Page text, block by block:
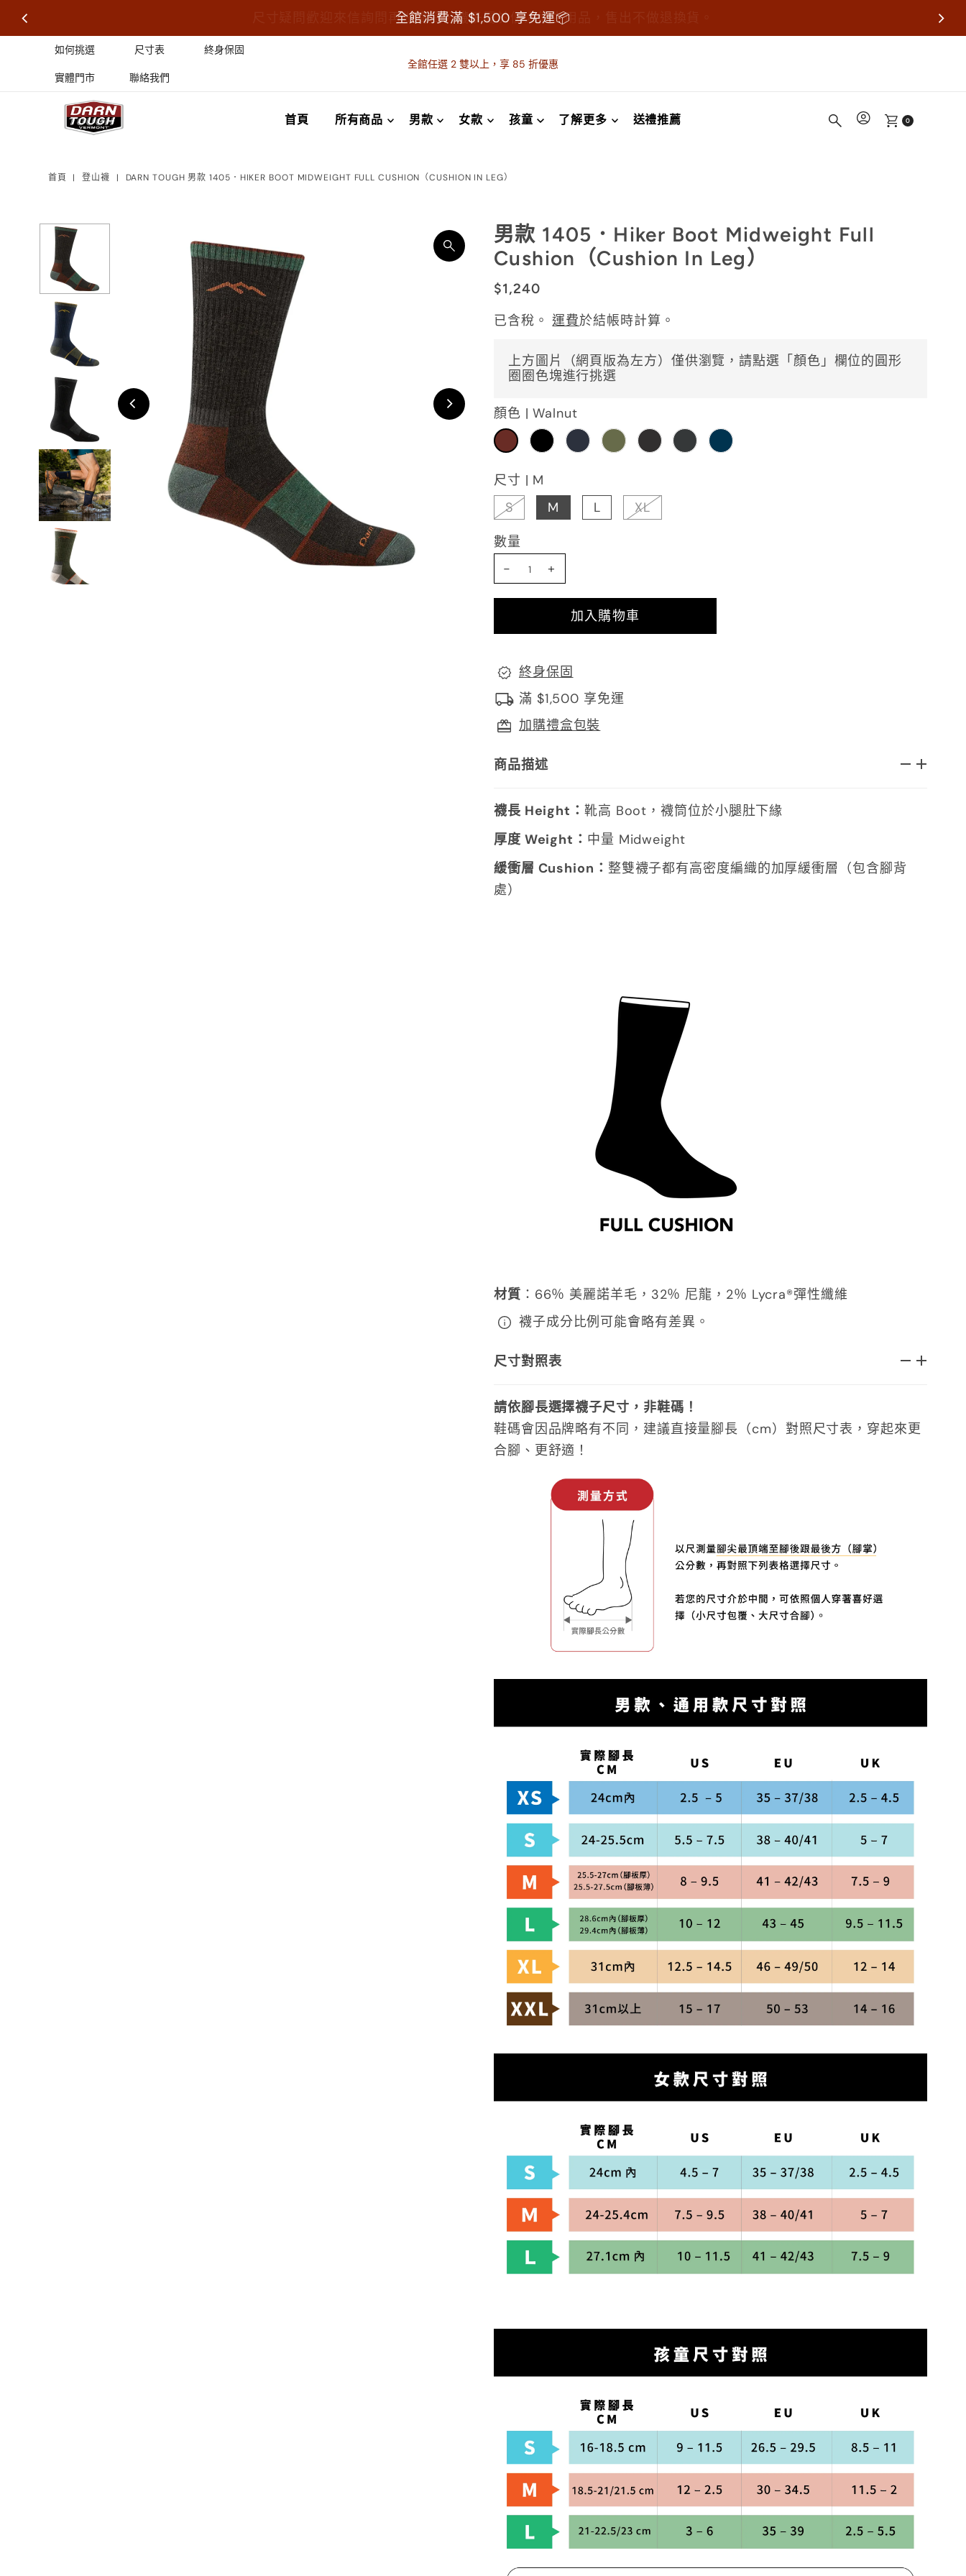
尺寸疑問歡迎來信詢問再做購買，襪子屬於個人衛生用品，售出不做退換貨。
全館消費滿 $1,500 享免運📦
如何挑選 尺寸表 終身保固
實體門市 聯絡我們
全館任選 2 雙以上，享 85 折優惠
首頁 所有商品 男款 女款 孩童 了解更多 送禮推薦 0
首頁 | 登山襪 | DARN TOUGH 男款 1405．HIKER BOOT MIDWEIGHT FULL CUSHION（CUSHION IN LEG）
男款 1405．Hiker Boot Midweight Full
Cushion（Cushion In Leg）
$1,240
已含稅。運費於結帳時計算。
上方圖片（網頁版為左方）僅供瀏覽，請點選「顏色」欄位的圓形
圈圈色塊進行挑選
顏色 |Walnut
尺寸 | M
S
M L
XL
數量
-
+
終身保固
滿 $1,500 享免運
加購禮盒包裝
商品描述
襪長 Height： 靴高 Boot，襪筒位於小腿肚下緣
厚度 Weight： 中量 Midweight
緩衝層 Cushion： 整雙襪子都有高密度編織的加厚緩衝層（包含腳背
處）
材質 ：66％ 美麗諾羊毛，32％ 尼龍，2％ Lycra®彈性纖維
襪子成分比例可能會略有差異。
尺寸對照表
請依腳長選擇襪子尺寸，非鞋碼！
鞋碼會因品牌略有不同，建議直接量腳長（cm）對照尺寸表，穿起來更
合腳、更舒適！